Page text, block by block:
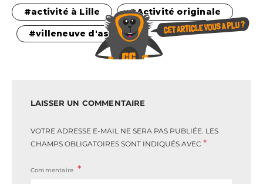
activité à Lille Activité originale
villeneuve d'ascq
LAISSER UN COMMENTAIRE
VOTRE ADRESSE E-MAIL NE SERA PAS PUBLIÉE. LES
CHAMPS OBLIGATOIRES SONT INDIQUÉS AVEC *
Commentaire